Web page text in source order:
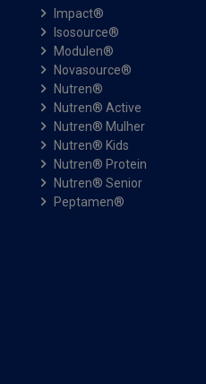
Impact®
Isosource®
Modulen®
Novasource®
Nutren®
Nutren® Active
Nutren® Mulher
Nutren® Kids
Nutren® Protein
Nutren® Senior
Peptamen®